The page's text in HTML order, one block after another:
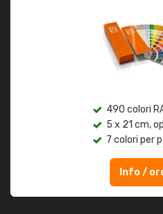
490 colori
5 x 21 cm,
7 colori per
Info /